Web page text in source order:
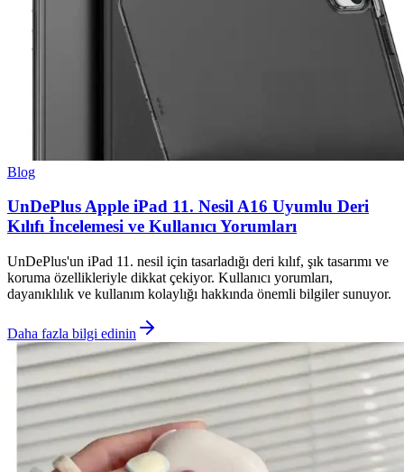
Blog
UnDePlus Apple iPad 11. Nesil A16 Uyumlu Deri
Kılıfı İncelemesi ve Kullanıcı Yorumları
UnDePlus'un iPad 11. nesil için tasarladığı deri kılıf, şık tasarımı ve
koruma özellikleriyle dikkat çekiyor. Kullanıcı yorumları,
dayanıklılık ve kullanım kolaylığı hakkında önemli bilgiler sunuyor.
Daha fazla bilgi edinin